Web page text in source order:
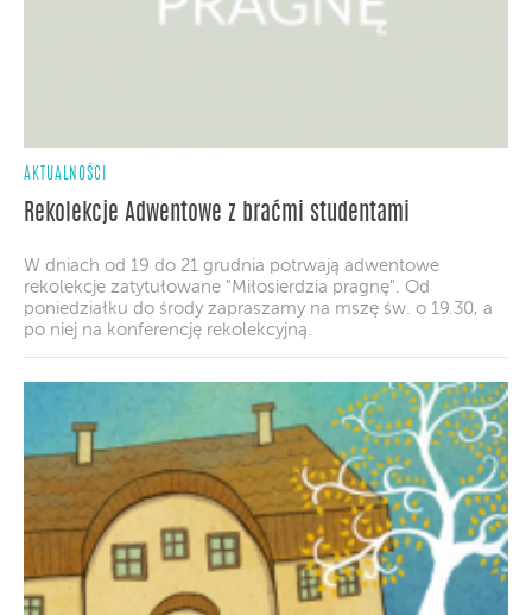
AKTUALNOŚCI
Rekolekcje Adwentowe z braćmi studentami
W dniach od 19 do 21 grudnia potrwają adwentowe
rekolekcje zatytułowane "Miłosierdzia pragnę". Od
poniedziałku do środy zapraszamy na mszę św. o 19.30, a
po niej na konferencję rekolekcyjną.